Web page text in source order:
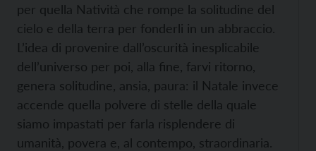
per quella Natività che rompe la solitudine del
cielo e della terra per fonderli in un abbraccio.
L’idea di provenire dall’oscurità inesplicabile
dell’universo per poi, alla fine, farvi ritorno,
genera solitudine, ansia, paura: il Natale invece
accende quella polvere di stelle della quale
siamo impastati per farla risplendere di
umanità, povera e, al contempo, straordinaria.